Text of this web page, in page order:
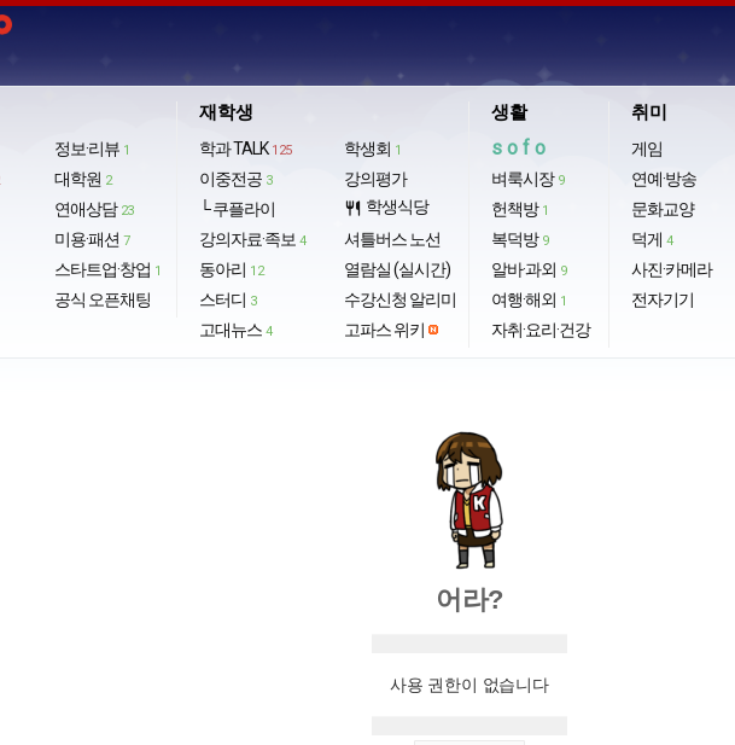
정보·리뷰 1
대학원 2
연애상담 23
미용·패션 7
스타트업·창업 1
공식 오픈채팅
재학생
학과 TALK 125
이중전공 3
└ 쿠플라이
강의자료·족보 4
동아리 12
스터디 3
고대뉴스 4
학생회 1
강의평가
restaurant 학생식당
셔틀버스 노선
열람실 (실시간)
수강신청 알리미
고파스 위키
생활
sofo
벼룩시장 9
헌책방 1
복덕방 9
알바·과외 9
여행·해외 1
자취·요리·건강
취미
게임
연예·방송
문화교양
덕게 4
사진·카메라
전자기기
어라?
사용 권한이 없습니다